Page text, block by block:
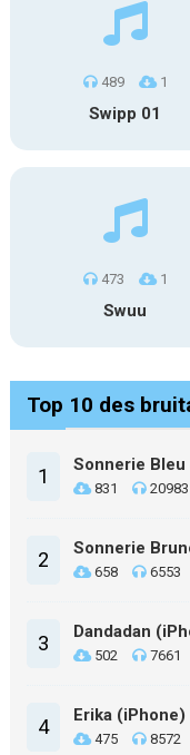
489 1
Swipp 01
473 1
Swuu
Top 10 des
1 Sonnerie
831 20983
2 Sonnerie
658 6553
3 Dandadan
502 7661
4 Erika (iPhone)
475 8572